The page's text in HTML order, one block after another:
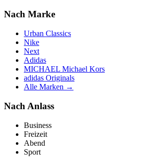
Nach Marke
Urban Classics
Nike
Next
Adidas
MICHAEL Michael Kors
adidas Originals
Alle Marken →
Nach Anlass
Business
Freizeit
Abend
Sport